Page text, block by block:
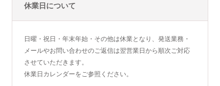
休業日について
日曜・祝日・年末年始・その他は休業となり、発送業務・
メールやお問い合わせのご返信は翌営業日から順次ご対応
させていただきます。
休業日カレンダーをご参照ください。